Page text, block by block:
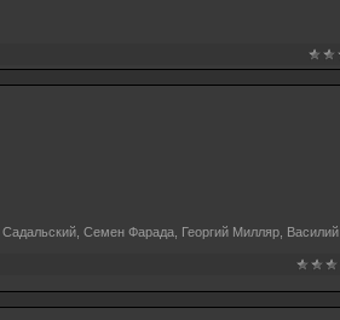
Семен Фарада, Георгий Милляр, Василий